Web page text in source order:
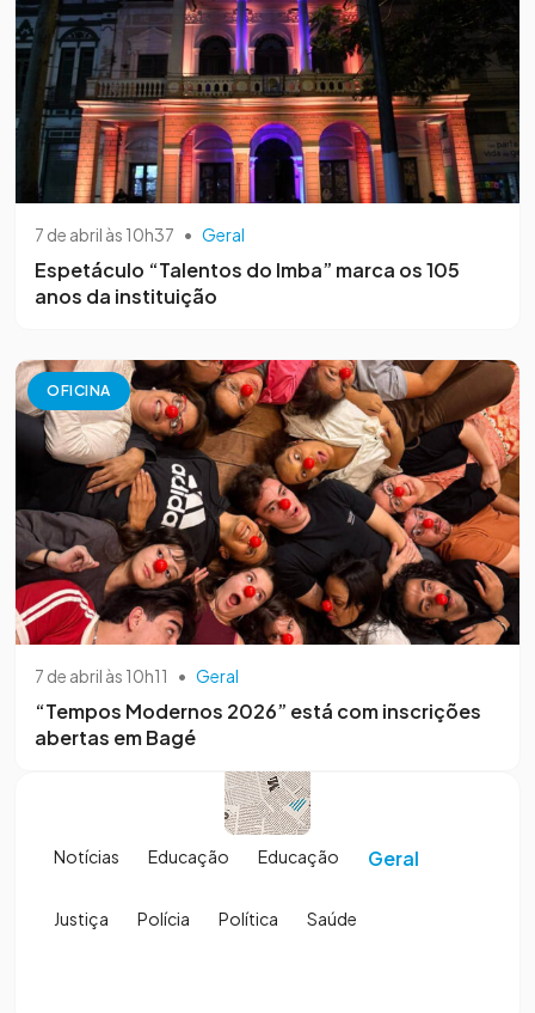
7 de abril às 10h37 • Geral
Espetáculo “Talentos do Imba” marca os 105
anos da instituição
OFICINA
7 de abril às 10h11 • Geral
“Tempos Modernos 2026” está com inscrições
abertas em Bagé
Notícias Educação Educação Geral
Justiça Polícia Política Saúde